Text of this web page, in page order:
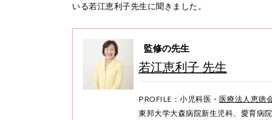
いる若江恵利子先生に聞きました。
監修の先生
若江恵利子 先生
PROFILE：小児科医・ 医療法人恵徳
東邦大学大森病院新生児科、愛育病